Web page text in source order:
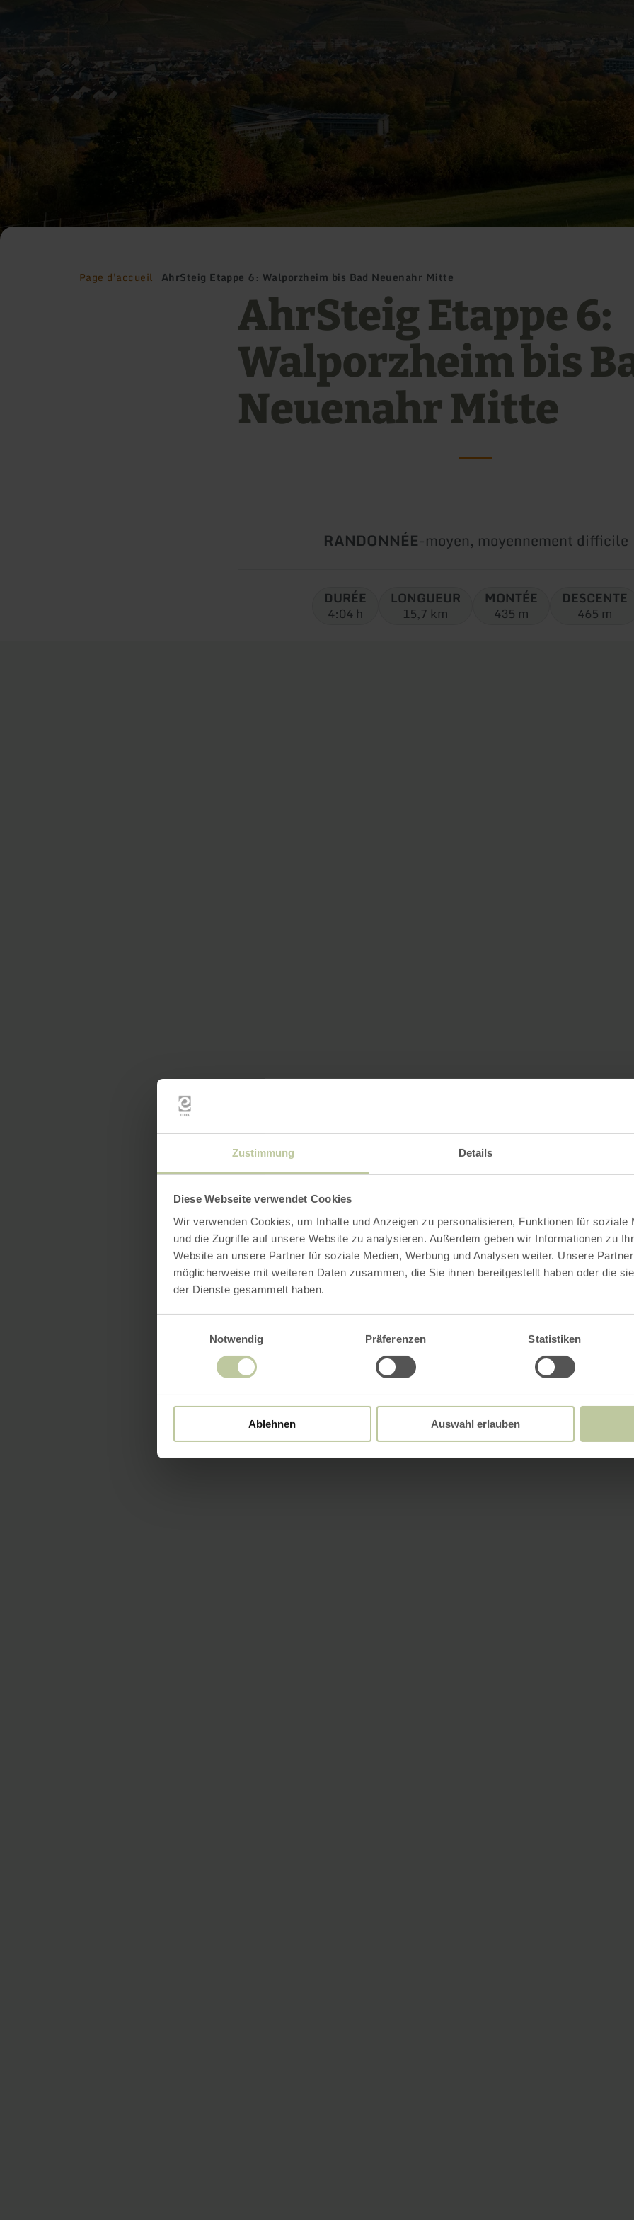
Zustimmung Details
Diese Webseite verwendet Cookies
Wir verwenden Cookies, um Inhalte und Anzeigen zu personalisieren, Funktionen für soziale
und die Zugriffe auf unsere Website zu analysieren. Außerdem geben wir Informationen zu
Website an unsere Partner für soziale Medien, Werbung und Analysen weiter. Unsere
möglicherweise mit weiteren Daten zusammen, die Sie ihnen bereitgestellt haben oder die
der Dienste gesammelt haben.
Notwendig
Präferenzen Statistiken
Ablehnen Auswahl erlauben
Page d'accueil AhrSteig Etappe 6: Walporzheim bis Bad Neuenahr Mitte
AhrSteig Etappe 6:
Walporzheim bis
Neuenahr Mitte
Type
circuit:
RANDONNÉE-Difficulté:
moyen, moyennement difficile
DURÉE
4:04 h
LONGUEUR
15,7 km
MONTÉE
435 m
DESCENTE
465 m